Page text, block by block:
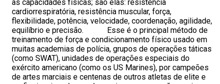
as capacidades físicas; são elas: resistência
cardiorrespiratória, resistência muscular, força,
flexibilidade, potência, velocidade, coordenação, agilidade,
equilíbrio e precisão. Esse é o principal método de
treinamento de força e condicionamento físico usado em
muitas academias de polícia, grupos de operações táticas
(como SWAT), unidades de operações especiais do
exército americano (como os US Marines), por campeões
de artes marciais e centenas de outros atletas de elite e